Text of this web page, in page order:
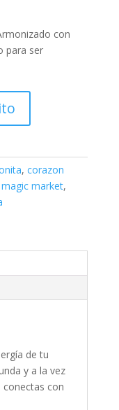
con
para ser
, corazon
magic market,
de tu
y a la vez
conectas con